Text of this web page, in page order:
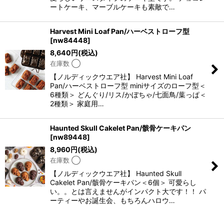
ートケーキ、マーブルケーキも素敵で…
Harvest Mini Loaf Pan/ハーベストローフ型
[nw84448]
8,640円(税込)
在庫数 ◯
【ノルディックウエア社】 Harvest Mini Loaf
Pan/ハーベストローフ型 miniサイズのローフ型＜
6種類＞ どんぐり/リス/かぼちゃ/七面鳥/葉っぱ＜
2種類＞ 家庭用…
Haunted Skull Cakelet Pan/骸骨ケーキパン
[nw89448]
8,960円(税込)
在庫数 ◯
【ノルディックウエア社】 Haunted Skull
Cakelet Pan/骸骨ケーキパン＜6個＞ 可愛らし
い。。とは言えませんがインパクト大です！！ パ
ーティーやお誕生会、もちろんハロウ…